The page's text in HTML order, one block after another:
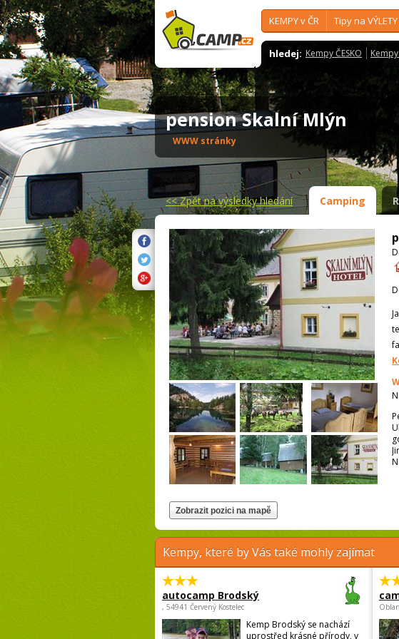
KEMPY v ČR Tipy na VÝLETY
hledej: Kempy ČESKO Kempy
pension Skalní Mlýn
WWW stránky
<<Zpět na výsledky hledání Camping
Kempy, které by Vás také mohly zajímat
autocamp Brodský
, 54941 Červený Kostelec
Kemp Brodský se nachází
uprostřed krásné přírody, v